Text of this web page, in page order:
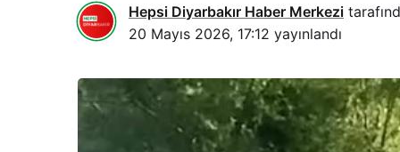
Hepsi Diyarbakır Haber Merkezi
20 Mayıs 2026, 17:12 yayınlandı